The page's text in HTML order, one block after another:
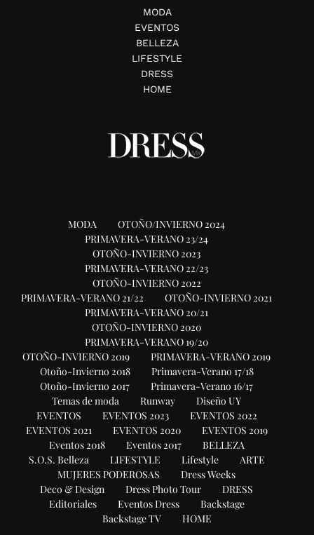
MODA
EVENTOS
BELLEZA
LIFESTYLE
DRESS
HOME
MODA
OTOÑO/INVIERNO 2024
PRIMAVERA-VERANO 23/24
OTOÑO-INVIERNO 2023
PRIMAVERA-VERANO 22/23
OTOÑO-INVIERNO 2022
PRIMAVERA-VERANO 21/22
OTOÑO-INVIERNO 2021
PRIMAVERA-VERANO 20/21
OTOÑO-INVIERNO 2020
PRIMAVERA-VERANO 19/20
OTOÑO-INVIERNO 2019
PRIMAVERA-VERANO 2019
Otoño-Invierno 2018
Primavera-Verano 17/18
Otoño-Invierno 2017
Primavera-Verano 16/17
Temas de moda
Runway
Diseño UY
EVENTOS
EVENTOS 2023
EVENTOS 2022
EVENTOS 2021
EVENTOS 2020
EVENTOS 2019
Eventos 2018
Eventos 2017
BELLEZA
S.O.S. Belleza
LIFESTYLE Lifestyle
ARTE
MUJERES PODEROSAS
Dress Weeks
Deco & Design
Dress Photo Tour
DRESS
Editoriales
Eventos Dress
Backstage
Backstage TV
HOME